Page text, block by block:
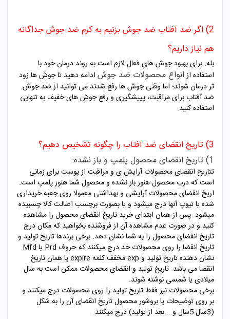
2) اگر ضد آفتاب ضد جوش بزنیم به کرم ضد جوش جداگانه
هم نیاز داریم؟
بله. برای بهبود جوش های فعال لازم است به روند درمان خود با
استفاده از انواع محصولات ضد جوش ادامه دهید تا جوش ها زود
تر درمان شوند؛ اما وقتی جوش ها رفع شدند می توانید از ضد جوش
ضد آفتاب برای مراقبت، پییشگیری و رفع جوش های خفیف به تنهایی
استفاده کنید.
3) تاریخ انقضای ضد آفتاب را چگونه تشخیص دهیم؟
1) تاریخ انقضای محصول پلمپ و باز نشده:
تتاریخ انقضای محصولات آرایش ی و مراقبت از پوست برای زمانی
است که درب محصول هنوز باز نشده و محصول شما هنوز پلمپ است.
اریخ انقضای محصولات آرایشی و بهداشتی معمولا روی جعبه خریداری
شده یا تیوپ آنها درج میشود و یا بصورت برچسب اصالت کالا چسبیده
میشود. پس از همان ابتدای خرید تاریخ انقضای محصول را مشاهده
کنید و در صورت عدم مشاهده آن از فروشنده بخواهید که مکان درج
تاریخ انقضای محصول را به شما نشان دهد. برخی برندها تاریخ تولید و
تاریخ انقضا را روی محصولات خد درج میکنند که حروف Prd یا Mfd
نشان دهنده تاریخ تولید و exp مخفف کلمه expire یا همان تاریخ
انقضا می باشد. تاریخ تولید و انقضای محصولات ممکن است به سال
میلادی یا شمسی نوشته شوند.
برخی محصولات نیز فقط تاریخ تولید را روی محصولات درج میکنند و
بر روی توضیحات یا بروشور محصول تاریخ انقضای آن را به شکل
(3سال-5سال و... بعد از تولید) درج میکنند.